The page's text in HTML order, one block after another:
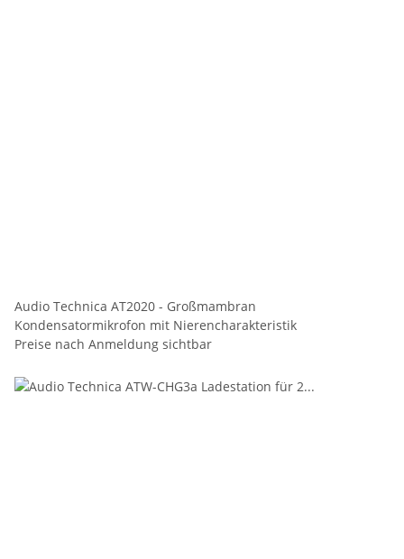
Audio Technica AT2020 - Großmambran
Kondensatormikrofon mit Nierencharakteristik
Preise nach Anmeldung sichtbar